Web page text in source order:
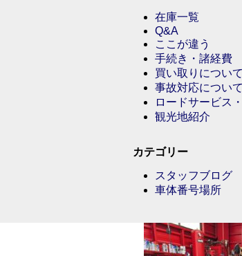
在庫一覧
Q&A
ここが違う
手続き・諸経費
買い取りについて
事故対応について
ロードサービス
観光地紹介
カテゴリー
スタッフブログ
車体番号場所